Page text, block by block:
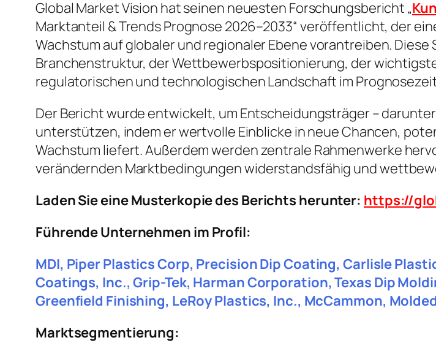
Global Market Vision hat seinen neuesten Forschungsbericht „
Marktanteil & Trends Prognose 2026–2033“ veröffentlicht, der
Wachstum auf globaler und regionaler Ebene vorantreiben.
Branchenstruktur, der Wettbewerbspositionierung, der
regulatorischen und technologischen Landschaft im
Der Bericht wurde entwickelt, um Entscheidungsträger –
unterstützen, indem er wertvolle Einblicke in neue Chancen,
Wachstum liefert. Außerdem werden zentrale Rahmenwerke
verändernden Marktbedingungen widerstandsfähig und
Laden Sie eine Musterkopie des Berichts herunter: https://
Führende Unternehmen im Profil:
MDI, Piper Plastics Corp, Precision Dip Coating, Carlisle
Coatings, Inc., Grip-Tek, Harman Corporation, Texas Dip
Greenfield Finishing, LeRoy Plastics, Inc., McCammon,
Marktsegmentierung: